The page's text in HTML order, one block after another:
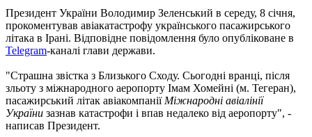
Президент України Володимир Зеленський в середу, 8 січня,
прокоментував авіакатастрофу українського пасажирського
літака в Ірані. Відповідне повідомлення було опубліковане в
Telegram-каналі глави держави.
"Страшна звістка з Близького Сходу. Сьогодні вранці, після
зльоту з міжнародного аеропорту Імам Хомейні (м. Тегеран),
пасажирський літак авіакомпанії Міжнародні авіалінії
України зазнав катастрофи і впав недалеко від аеропорту", -
написав Президент.